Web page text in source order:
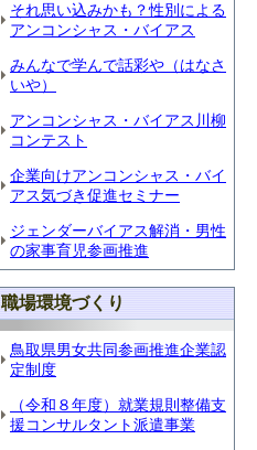
それ思い込みかも？性別による
アンコンシャス・バイアス
みんなで学んで話彩や（はなさ
いや）
アンコンシャス・バイアス川柳
コンテスト
企業向けアンコンシャス・バイ
アス気づき促進セミナー
ジェンダーバイアス解消・男性
の家事育児参画推進
職場環境づくり
鳥取県男女共同参画推進企業認
定制度
（令和８年度）就業規則整備支
援コンサルタント派遣事業